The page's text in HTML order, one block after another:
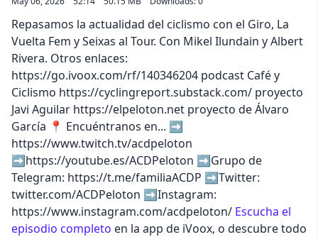
Repasamos la actualidad del ciclismo con el Giro, La
Vuelta Fem y Seixas al Tour. Con Mikel Ilundain y Albert
Rivera. Otros enlaces:
https://go.ivoox.com/rf/140346204 podcast Café y
Ciclismo https://cyclingreport.substack.com/ proyecto
Javi Aguilar https://elpeloton.net proyecto de Álvaro
García 📍 Encuéntranos en... ➡️
https://www.twitch.tv/acdpeloton
➡️https://youtube.es/ACDPeloton ➡️Grupo de
Telegram: https://t.me/familiaACDP ➡️Twitter:
twitter.com/ACDPeloton ➡️Instagram:
https://www.instagram.com/acdpeloton/ Escucha el
episodio completo en la app de iVoox, o descubre todo